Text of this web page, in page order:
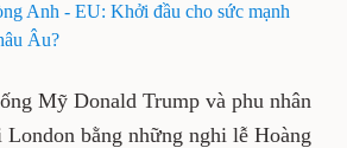
Anh - EU: Khởi đầu cho sức mạnh
Âu?
Mỹ Donald Trump và phu nhân
bằng những nghi lễ Hoàng